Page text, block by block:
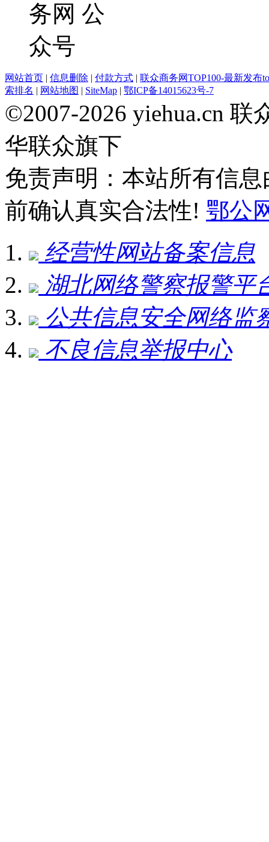
网站首页 | 信息删除 | 付款方式 | 联众商务网TOP100-最新发布
索排名 | 网站地图 | SiteMap | 鄂ICP备14015623号-7
©2007-2026 yiehua.cn
华联众旗下
免责声明：本站所有信
前确认真实合法性! 鄂公
经营性网站备案信息
湖北网络警察报警平
公共信息安全网络监
不良信息举报中心